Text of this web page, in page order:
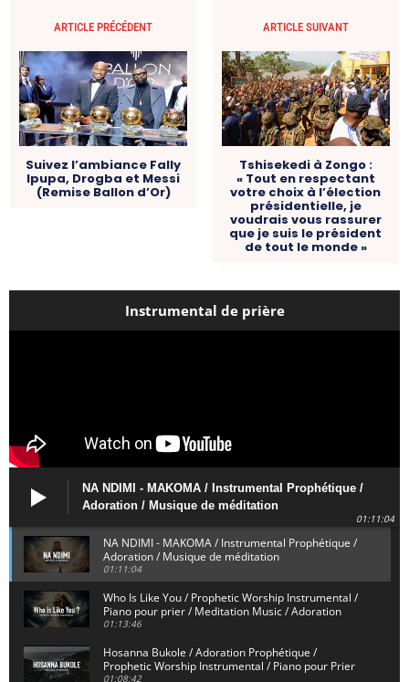
ARTICLE PRÉCÉDENT
Suivez l’ambiance Fally
Ipupa, Drogba et Messi
(Remise Ballon d’Or)
ARTICLE SUIVANT
Tshisekedi à Zongo :
« Tout en respectant
votre choix à l’élection
présidentielle, je
voudrais vous rassurer
que je suis le président
de tout le monde »
Instrumental de prière
NA NDIMI - MAKOMA / Instrumental Prophétique /
Adoration / Musique de méditation
01:11:04
NA NDIMI - MAKOMA / Instrumental Prophétique /
Adoration / Musique de méditation
01:11:04
Who Is Like You / Prophetic Worship Instrumental /
Piano pour prier / Meditation Music / Adoration
01:13:46
Hosanna Bukole / Adoration Prophétique /
Prophetic Worship Instrumental / Piano pour Prier
01:08:42